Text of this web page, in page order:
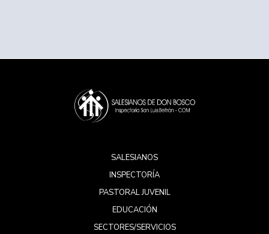
SALESIANOS
INSPECTORÍA
PASTORAL JUVENIL
EDUCACIÓN
SECTORES/SERVICIOS